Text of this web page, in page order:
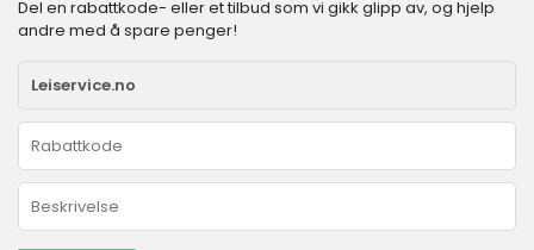
Del en rabattkode- eller et tilbud som vi gikk glipp av, og hjelp
andre med å spare penger!